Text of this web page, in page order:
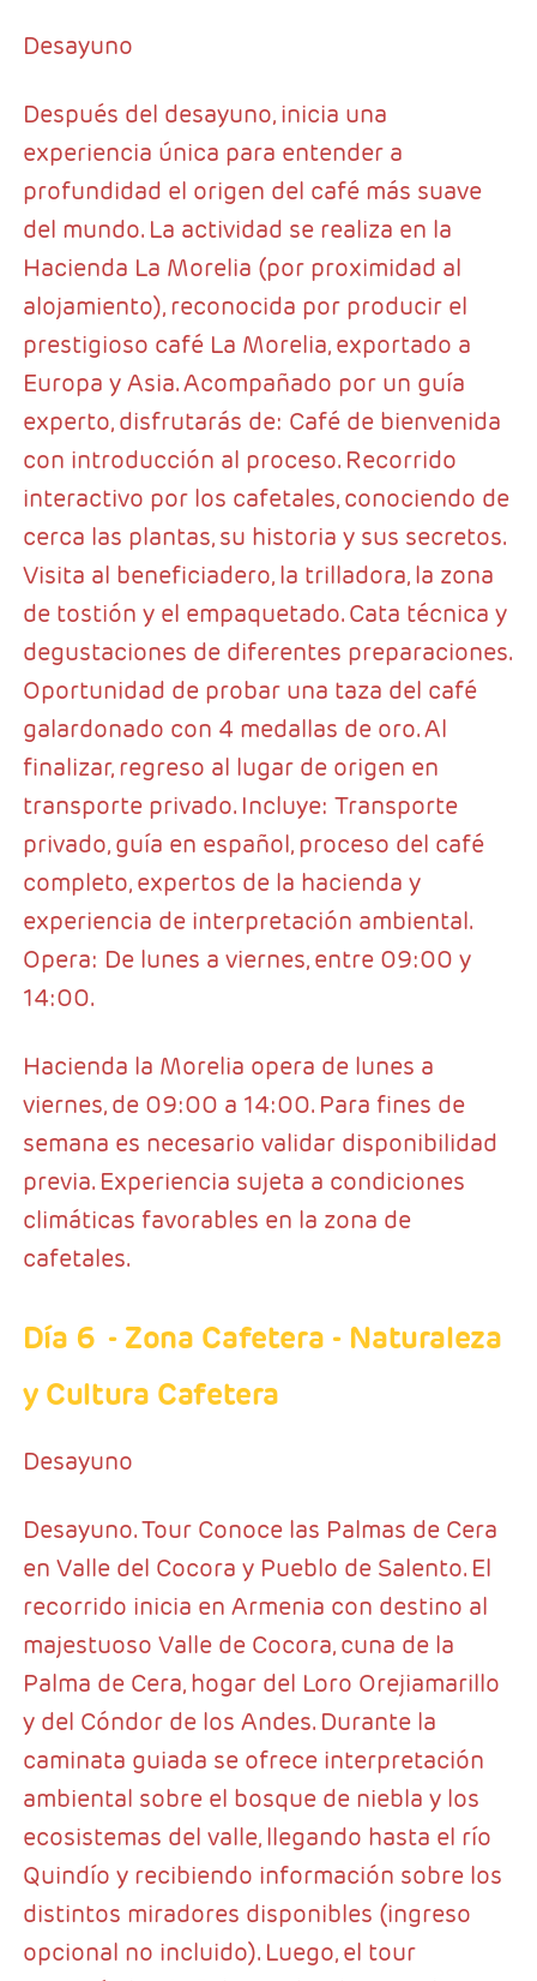
Desayuno
Después del desayuno, inicia una
experiencia única para entender a
profundidad el origen del café más suave
del mundo. La actividad se realiza en la
Hacienda La Morelia (por proximidad al
alojamiento), reconocida por producir el
prestigioso café La Morelia, exportado a
Europa y Asia. Acompañado por un guía
experto, disfrutarás de: Café de bienvenida
con introducción al proceso. Recorrido
interactivo por los cafetales, conociendo de
cerca las plantas, su historia y sus secretos.
Visita al beneficiadero, la trilladora, la zona
de tostión y el empaquetado. Cata técnica y
degustaciones de diferentes preparaciones.
Oportunidad de probar una taza del café
galardonado con 4 medallas de oro. Al
finalizar, regreso al lugar de origen en
transporte privado. Incluye: Transporte
privado, guía en español, proceso del café
completo, expertos de la hacienda y
experiencia de interpretación ambiental.
Opera: De lunes a viernes, entre 09:00 y
14:00.
Hacienda la Morelia opera de lunes a
viernes, de 09:00 a 14:00. Para fines de
semana es necesario validar disponibilidad
previa. Experiencia sujeta a condiciones
climáticas favorables en la zona de
cafetales.
Día 6 - Zona Cafetera - Naturaleza
y Cultura Cafetera
Desayuno
Desayuno. Tour Conoce las Palmas de Cera
en Valle del Cocora y Pueblo de Salento. El
recorrido inicia en Armenia con destino al
majestuoso Valle de Cocora, cuna de la
Palma de Cera, hogar del Loro Orejiamarillo
y del Cóndor de los Andes. Durante la
caminata guiada se ofrece interpretación
ambiental sobre el bosque de niebla y los
ecosistemas del valle, llegando hasta el río
Quindío y recibiendo información sobre los
distintos miradores disponibles (ingreso
opcional no incluido). Luego, el tour